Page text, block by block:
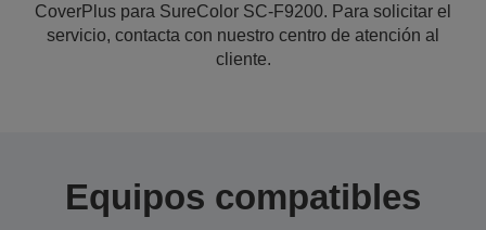
CoverPlus para SureColor SC-F9200. Para solicitar el
servicio, contacta con nuestro centro de atención al
cliente.
Equipos compatibles